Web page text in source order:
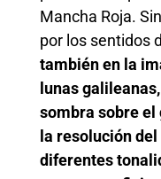
Mancha Roja.
por los sentidos
también en la
lunas
sombra sobre el
la resolución
diferentes